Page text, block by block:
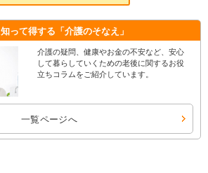
知って得する 「介護のそなえ」
介護の疑問、健康やお金の不安など、安心
して暮らしていくための老後に関するお役
立ちコラムをご紹介しています。
一覧ページへ